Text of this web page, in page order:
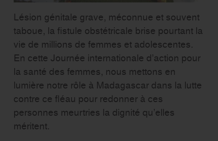
Lésion génitale grave, méconnue et souvent
taboue, la fistule obstétricale brise pourtant la
vie de millions de femmes et adolescentes.
En cette Journée internationale d’action pour
la santé des femmes, nous mettons en
lumière notre rôle à Madagascar dans la lutte
contre ce fléau pour redonner à ces
personnes meurtries la dignité qu’elles
méritent.